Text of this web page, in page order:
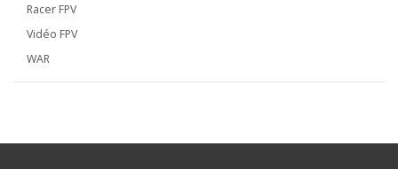
Racer FPV
Vidéo FPV
WAR